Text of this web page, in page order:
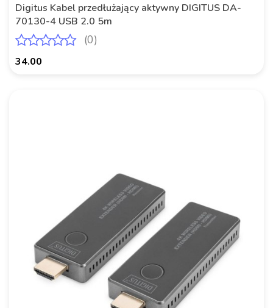
Digitus Kabel przedłużający aktywny DIGITUS DA-
70130-4 USB 2.0 5m
(0)
34.00